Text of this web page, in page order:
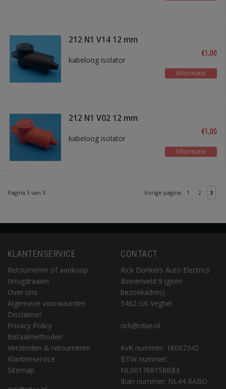
212 N1 V14 12 mm
kabeloog isolator
€1,00
Informatie
212 N1 V02 12 mm
kabeloog isolator
€1,00
Informatie
Pagina 3 van 3 Vorige pagina 1 2 3
KLANTENSERVICE
Retourneren of aankoop
terugdraaien
Over ons
Algemene voorwaarden
Disclaimer
Privacy Policy
Betaalmethoden
Verzenden & retourneren
Klantenservice
Sitemap
CONTACT
Rick Donkers Auto Electrics
Binnenveld 9 (geen
bezoekadres)
5462 GK Veghel
rick@rdae.nl
KvK nummer: 16067342
BTW nummer:
NL001768158B83
Iban nummer: NL44 RABO